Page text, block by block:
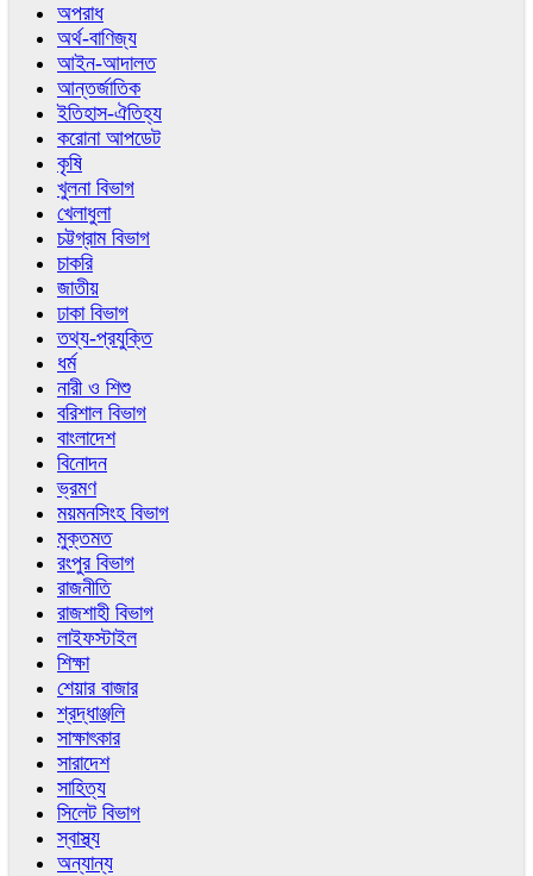
অপরাধ
অর্থ-বাণিজ্য
আইন-আদালত
আন্তর্জাতিক
ইতিহাস-ঐতিহ্য
করোনা আপডেট
কৃষি
খুলনা বিভাগ
খেলাধুলা
চট্টগ্রাম বিভাগ
চাকরি
জাতীয়
ঢাকা বিভাগ
তথ্য-প্রযুক্তি
ধর্ম
নারী ও শিশু
বরিশাল বিভাগ
বাংলাদেশ
বিনোদন
ভ্রমণ
ময়মনসিংহ বিভাগ
মুক্তমত
রংপুর বিভাগ
রাজনীতি
রাজশাহী বিভাগ
লাইফস্টাইল
শিক্ষা
শেয়ার বাজার
শ্রদ্ধাঞ্জলি
সাক্ষাৎকার
সারাদেশ
সাহিত্য
সিলেট বিভাগ
স্বাস্থ্য
অন্যান্য